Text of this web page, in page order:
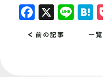
F
a
c
X Li
n
e
一
前の記事